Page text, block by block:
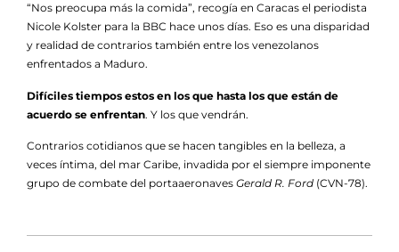
“Nos preocupa más la comida”, recogía en Caracas el periodista
Nicole Kolster para la BBC hace unos días. Eso es una disparidad
y realidad de contrarios también entre los venezolanos
enfrentados a Maduro.
Difíciles tiempos estos en los que hasta los que están de
acuerdo se enfrentan. Y los que vendrán.
Contrarios cotidianos que se hacen tangibles en la belleza, a
veces íntima, del mar Caribe, invadida por el siempre imponente
grupo de combate del portaaeronaves Gerald R. Ford (CVN-78).